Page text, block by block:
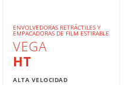
ENVOLVEDORAS RETRÁCTILES Y
EMPACADORAS DE FILM ESTIRABLE
VEGA
HT
ALTA VELOCIDAD